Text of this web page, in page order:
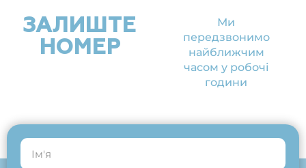
ЗАЛИШТЕ
НОМЕР
Ми
передзвонимо
найближчим
часом у робочі
години